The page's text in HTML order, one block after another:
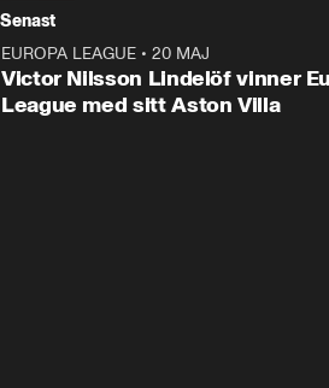
Senast
EUROPA LEAGUE • 20 MAJ
Victor Nilsson Lindelöf vinner
League med sitt Aston Villa